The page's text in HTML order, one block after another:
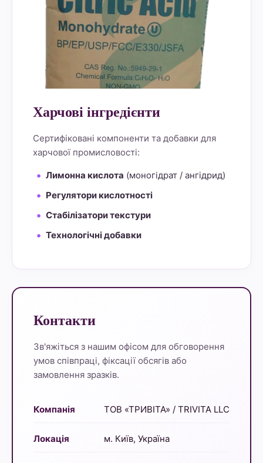
Харчові інгредієнти
Сертифіковані компоненти та добавки для
харчової промисловості:
Лимонна кислота (моногідрат / ангідрид)
Регулятори кислотності
Стабілізатори текстури
Технологічні добавки
Контакти
Зв'яжіться з нашим офісом для обговорення
умов співпраці, фіксації обсягів або
замовлення зразків.
Компанія ТОВ «ТРИВІТА» / TRIVITA LLC
Локація м. Київ, Україна